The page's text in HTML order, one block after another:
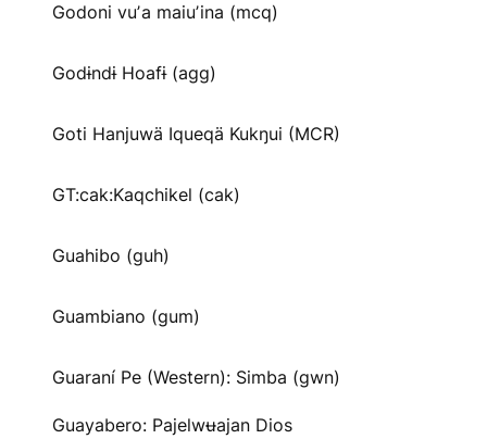
Godoni vuʼa maiuʼina (mcq)
Godɨndɨ Hoafɨ (agg)
Goti Hanjuwä Iqueqä Kukŋui (MCR)
GT:cak:Kaqchikel (cak)
Guahibo (guh)
Guambiano (gum)
Guaraní Pe (Western): Simba (gwn)
Guayabero: Pajelwʉajan Dios